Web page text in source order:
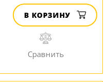
В КОРЗИНУ